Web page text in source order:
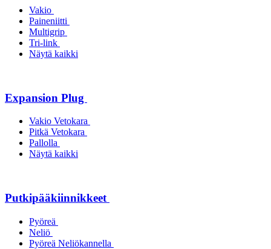
Vakio
Paineniitti
Multigrip
Tri-link
Näytä kaikki
Expansion Plug
Vakio Vetokara
Pitkä Vetokara
Pallolla
Näytä kaikki
Putkipääkiinnikkeet
Pyöreä
Neliö
Pyöreä Neliökannella